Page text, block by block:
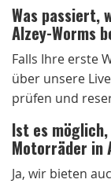
Was passiert,
Alzey-Worms
Falls Ihre erste
über unsere
prüfen und
Ist es
Motorräder in
Ja, wir bieten